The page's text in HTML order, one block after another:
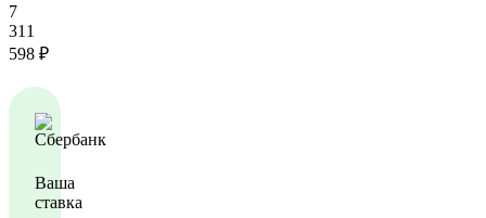
7
311
598 ₽
Ваша
ставка